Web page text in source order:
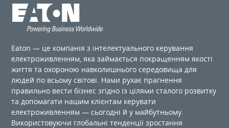
Eaton — це компанія з інтелектуального керування
електроживленням, яка займається покращенням якості
життя та охороною навколишнього середовища для
людей по ​​всьому світові. Нами рухає прагнення
правильно вести бізнес згідно із цілями сталого розвитку
та допомагати нашим клієнтам керувати
електроживленням — сьогодні й у майбутньому.
Використовуючи глобальні тенденції зростання